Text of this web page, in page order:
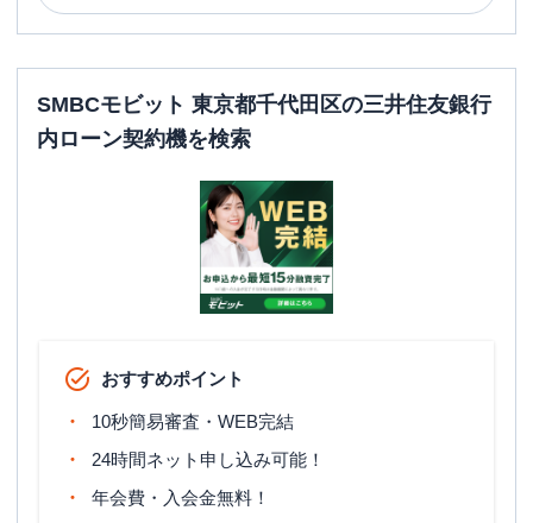
SMBCモビット 東京都千代田区の三井住友銀行
内ローン契約機を検索
おすすめポイント
10秒簡易審査・WEB完結
24時間ネット申し込み可能！
年会費・入会金無料！